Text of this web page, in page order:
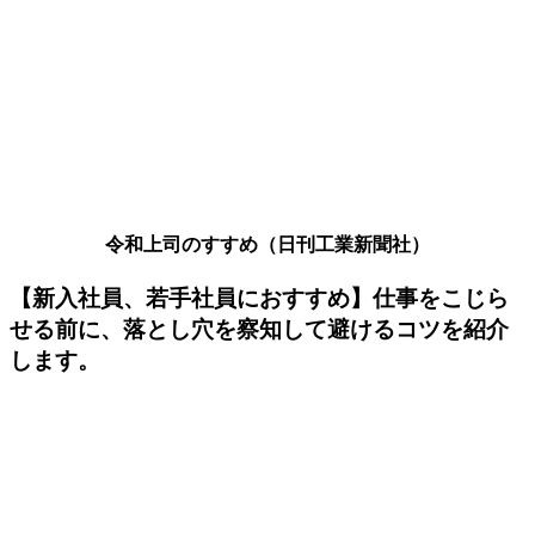
令和上司のすすめ（日刊工業新聞社）
【新入社員、若手社員におすすめ】仕事をこじら
せる前に、落とし穴を察知して避けるコツを紹介
します。